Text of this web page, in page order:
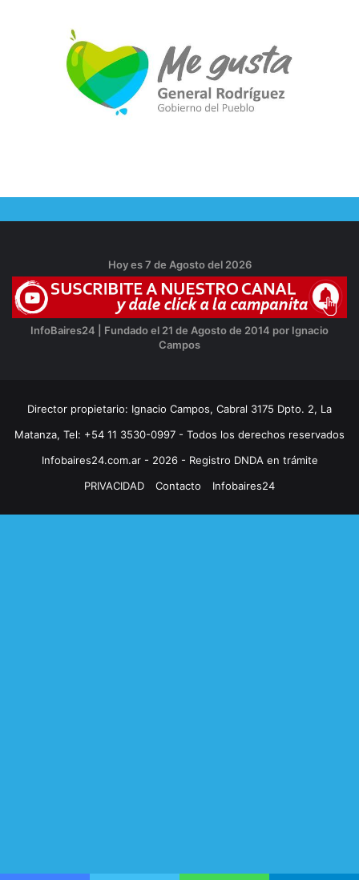
Hoy es 7 de Agosto del 2026
InfoBaires24 | Fundado el 21 de Agosto de 2014 por Ignacio
Campos
Director propietario: Ignacio Campos, Cabral 3175 Dpto. 2, La
Matanza, Tel: +54 11 3530-0997 - Todos los derechos reservados
Infobaires24.com.ar - 2026 - Registro DNDA en trámite
PRIVACIDAD
Contacto Infobaires24